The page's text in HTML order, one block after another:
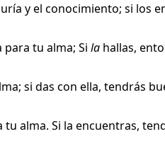
y el conocimiento; si los
para tu alma; Si la hallas,
si das con ella, tendrás
tu alma. Si la encuentras,